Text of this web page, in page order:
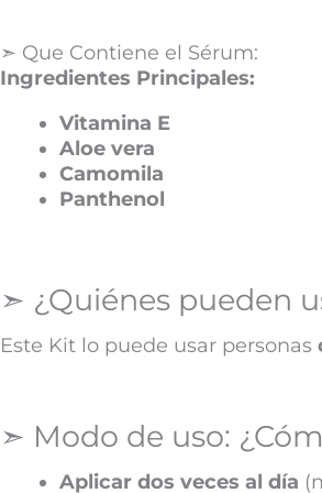
➣ Que Contiene el Sérum:
Ingredientes Principales:
Vitamina E
Aloe vera
Camomila
Panthenol
➣ ¿Quiénes pueden
Este Kit lo puede usar personas
➣ Modo de uso:
Aplicar dos veces al día